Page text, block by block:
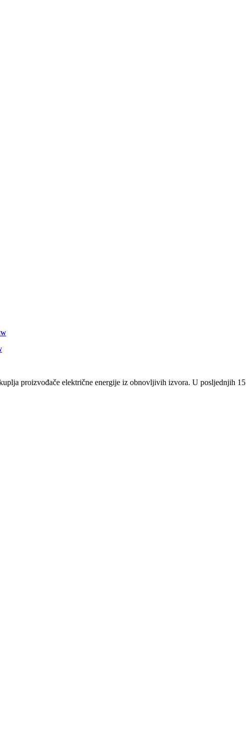
proizvođače električne energije iz obnovljivih izvora. U posljednjih